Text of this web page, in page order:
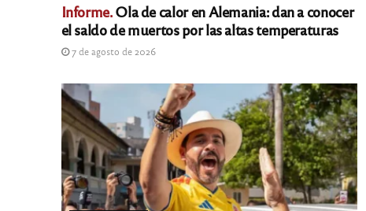
Informe.Ola de calor en Alemania: dan a conocer
el saldo de muertos por las altas temperaturas
7 de agosto de 2026